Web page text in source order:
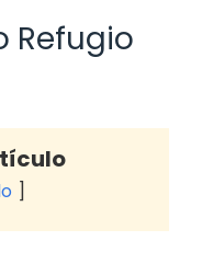
Refugio